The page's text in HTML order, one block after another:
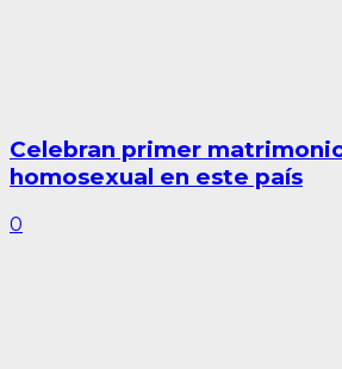
Celebran primer
homosexual en este país
0